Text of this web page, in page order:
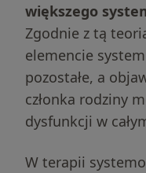
większego
Zgodnie z tą
elemencie
pozostałe, a
członka rodziny
dysfunkcji w
W terapii